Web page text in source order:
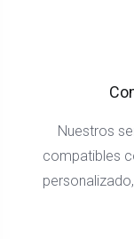
Nuestros
compatibles